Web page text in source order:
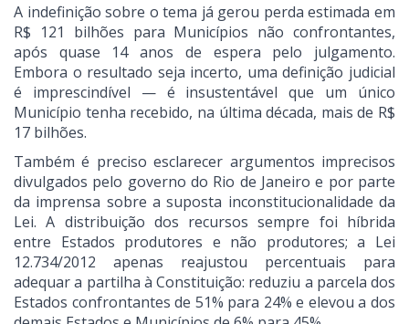
A indefinição sobre o tema já gerou perda estimada em
R$ 121 bilhões para Municípios não confrontantes,
após quase 14 anos de espera pelo julgamento.
Embora o resultado seja incerto, uma definição judicial
é imprescindível — é insustentável que um único
Município tenha recebido, na última década, mais de R$
17 bilhões.
Também é preciso esclarecer argumentos imprecisos
divulgados pelo governo do Rio de Janeiro e por parte
da imprensa sobre a suposta inconstitucionalidade da
Lei. A distribuição dos recursos sempre foi híbrida
entre Estados produtores e não produtores; a Lei
12.734/2012 apenas reajustou percentuais para
adequar a partilha à Constituição: reduziu a parcela dos
Estados confrontantes de 51% para 24% e elevou a dos